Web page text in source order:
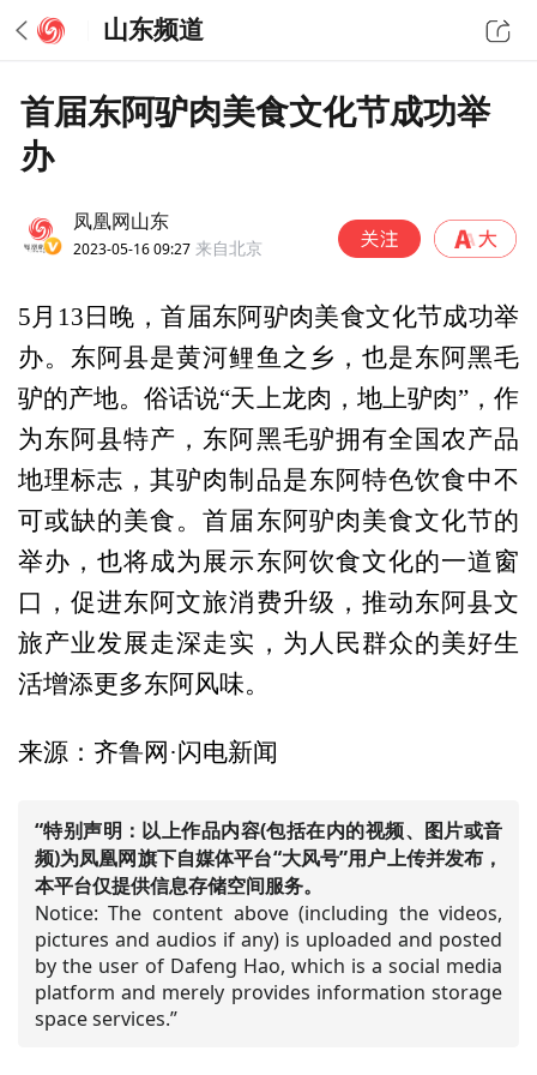
山东频道
首届东阿驴肉美食文化节成功举
办
凤凰网山东
2023-05-16 09:27 来自北京
5月13日晚，首届东阿驴肉美食文化节成功举
办。东阿县是黄河鲤鱼之乡，也是东阿黑毛
驴的产地。俗话说“天上龙肉，地上驴肉”，作
为东阿县特产，东阿黑毛驴拥有全国农产品
地理标志，其驴肉制品是东阿特色饮食中不
可或缺的美食。首届东阿驴肉美食文化节的
举办，也将成为展示东阿饮食文化的一道窗
口，促进东阿文旅消费升级，推动东阿县文
旅产业发展走深走实，为人民群众的美好生
活增添更多东阿风味。
来源：齐鲁网·闪电新闻
“特别声明：以上作品内容(包括在内的视频、图片或音
频)为凤凰网旗下自媒体平台“大风号”用户上传并发布，
本平台仅提供信息存储空间服务。
Notice: The content above (including the videos,
pictures and audios if any) is uploaded and posted
by the user of Dafeng Hao, which is a social media
platform and merely provides information storage
space services.”